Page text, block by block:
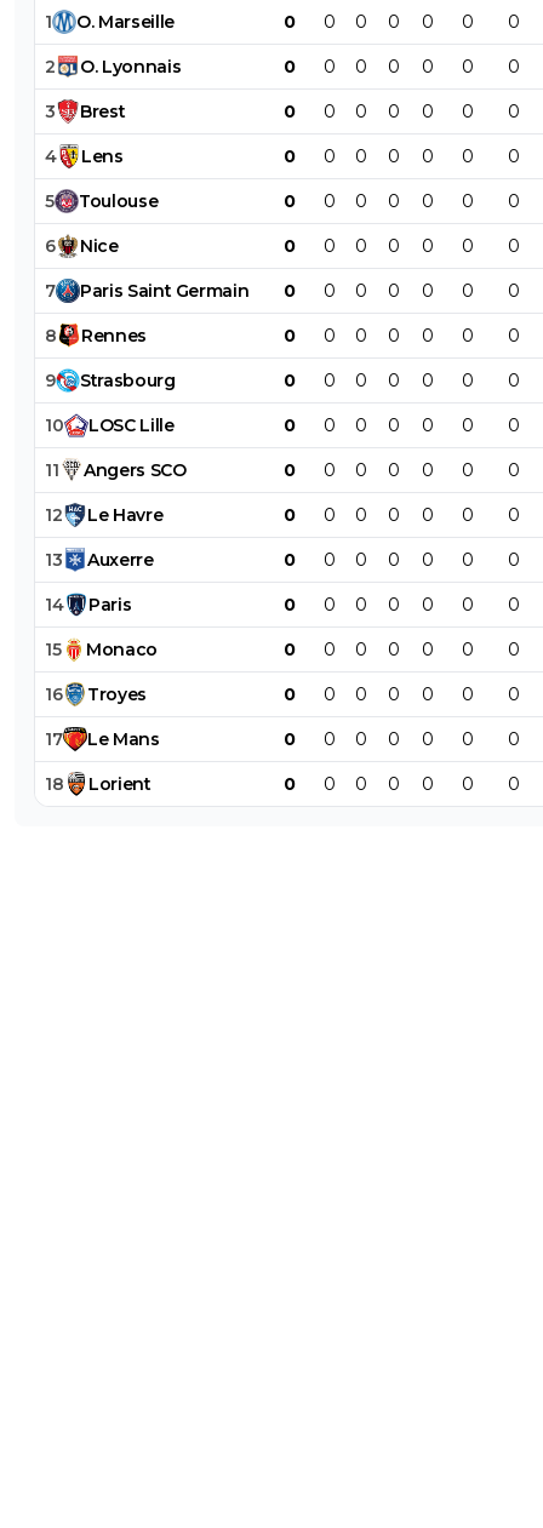
1 O. Marseille 0 0 0 0 0 0 0
2 O. Lyonnais 0 0 0 0 0 0 0
3 Brest 0 0 0 0 0 0 0
4 Lens 0 0 0 0 0 0 0
5 Toulouse 0 0 0 0 0 0 0
6 Nice 0 0 0 0 0 0 0
7 Paris Saint Germain 0 0 0 0 0 0 0
8 Rennes 0 0 0 0 0 0 0
9 Strasbourg 0 0 0 0 0 0 0
10 LOSC Lille 0 0 0 0 0 0 0
11 Angers SCO 0 0 0 0 0 0 0
12 Le Havre 0 0 0 0 0 0 0
13 Auxerre 0 0 0 0 0 0 0
14 Paris 0 0 0 0 0 0 0
15 Monaco 0 0 0 0 0 0 0
16 Troyes 0 0 0 0 0 0 0
17 Le Mans 0 0 0 0 0 0 0
18 Lorient 0 0 0 0 0 0 0